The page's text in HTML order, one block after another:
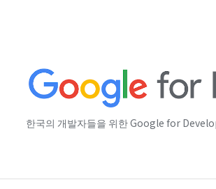
한국의 개발자들을 위한 Google for